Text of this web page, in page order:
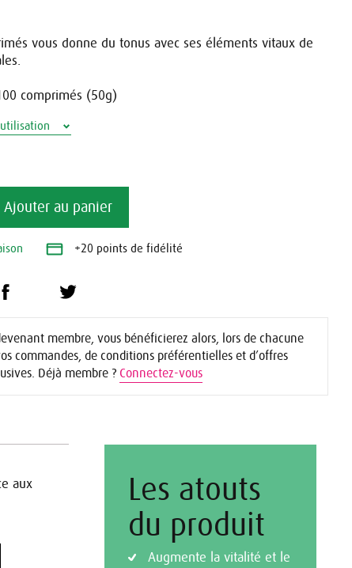
vous donne du tonus avec ses éléments vitaux de
comprimés (50g)
Ajouter au panier
+20 points de fidélité
membre, vous bénéficierez alors, lors de chacune
commandes, de conditions préférentielles et d’offres
Déjà membre ? Connectez-vous
aux
Les atouts
du produit
Augmente la vitalité et le